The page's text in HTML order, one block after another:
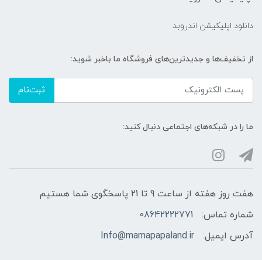
دانلود اپلیکیشن اندروبد
از تخفیف‌ها و جدیدترین‌های فروشگاه ما باخبر شوید:
ثبت‌نام
ما را در شبکه‌های اجتماعی دنبال کنید:
هفت روز هفته از ساعت 9 تا 21 پاسخگوی شما هستیم
شماره تماس:
08642222771
آدرس ایمیل:
Info@mamapapaland.ir